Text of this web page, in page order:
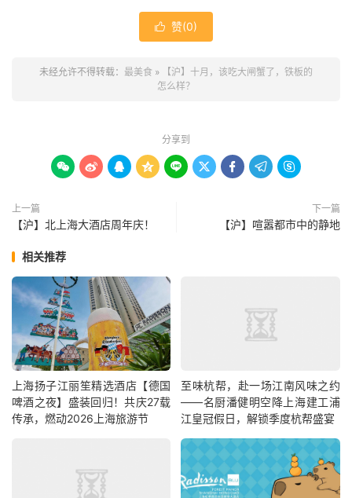
 赞(0)
未经允许不得转载： 最美食 »
【沪】十月，该吃大闸蟹了，铁板的
怎么样？
分享到
        
上一篇
【沪】北上海大酒店周年庆！
下一篇
【沪】喧嚣都市中的静地
相关推荐
上海扬子江丽笙精选酒店【德国
啤酒之夜】盛装回归！共庆27载
传承，燃动2026上海旅游节
至味杭帮，赴一场江南风味之约
——名厨潘健明空降上海建工浦
江皇冠假日，解锁季度杭帮盛宴